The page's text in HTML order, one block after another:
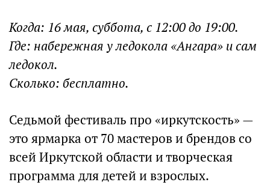
Когда: 16 мая, суббота, с 12:00 до 19:00.
Где: набережная у ледокола «Ангара» и сам
ледокол.
Сколько: бесплатно.
Седьмой фестиваль про «иркутскость» —
это ярмарка от 70 мастеров и брендов со
всей Иркутской области и творческая
программа для детей и взрослых.